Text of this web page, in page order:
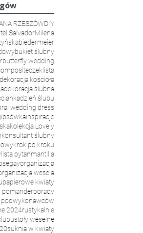
i Wesela w Pałacu
RZESZÓWDIY
SalvadorMilena
biedermeier
bukiet ślubny
butterfly wedding
czeklista
dekoracja kościoła
dekoracja ślubna
dzień ślubu
wedding dress
inspiracje
kolekcja Lovely
konsultant ślubny
krok po kroku
lista pytańmantilla
organizacja
wesela
papierowe kwiaty
pomanderporady
podwykonawców
2024rustykalnie
stoły weselne
suknia w kwiaty